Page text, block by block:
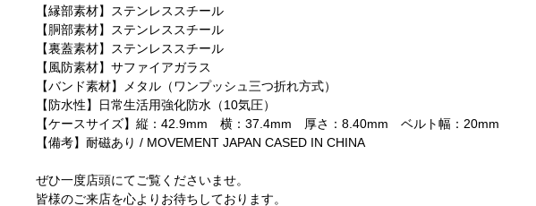
【縁部素材】ステンレススチール
【胴部素材】ステンレススチール
【裏蓋素材】ステンレススチール
【風防素材】サファイアガラス
【バンド素材】メタル（ワンプッシュ三つ折れ方式）
【防水性】日常生活用強化防水（10気圧）
【ケースサイズ】縦：42.9mm 横：37.4mm 厚さ：8.40mm ベルト幅：20mm
【備考】耐磁あり / MOVEMENT JAPAN CASED IN CHINA
ぜひ一度店頭にてご覧くださいませ。
皆様のご来店を心よりお待ちしております。